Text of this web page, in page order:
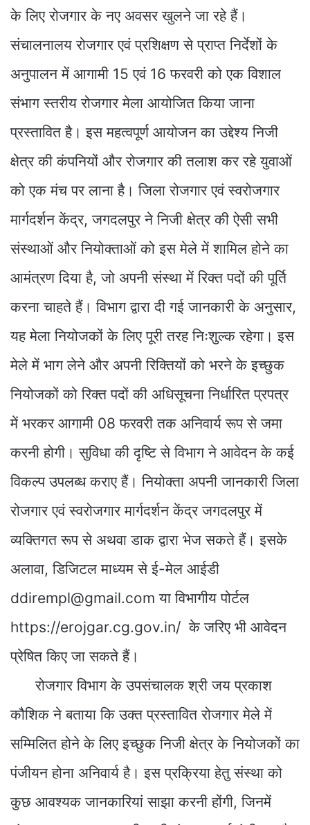
के लिए रोजगार के नए अवसर खुलने जा रहे हैं।
संचालनालय रोजगार एवं प्रशिक्षण से प्राप्त निर्देशों के
अनुपालन में आगामी 15 एवं 16 फरवरी को एक विशाल
संभाग स्तरीय रोजगार मेला आयोजित किया जाना
प्रस्तावित है। इस महत्वपूर्ण आयोजन का उद्देश्य निजी
क्षेत्र की कंपनियों और रोजगार की तलाश कर रहे युवाओं
को एक मंच पर लाना है। जिला रोजगार एवं स्वरोजगार
मार्गदर्शन केंद्र, जगदलपुर ने निजी क्षेत्र की ऐसी सभी
संस्थाओं और नियोक्ताओं को इस मेले में शामिल होने का
आमंत्रण दिया है, जो अपनी संस्था में रिक्त पदों की पूर्ति
करना चाहते हैं। विभाग द्वारा दी गई जानकारी के अनुसार,
यह मेला नियोजकों के लिए पूरी तरह निःशुल्क रहेगा। इस
मेले में भाग लेने और अपनी रिक्तियों को भरने के इच्छुक
नियोजकों को रिक्त पदों की अधिसूचना निर्धारित प्रपत्र
में भरकर आगामी 08 फरवरी तक अनिवार्य रूप से जमा
करनी होगी। सुविधा की दृष्टि से विभाग ने आवेदन के कई
विकल्प उपलब्ध कराए हैं। नियोक्ता अपनी जानकारी जिला
रोजगार एवं स्वरोजगार मार्गदर्शन केंद्र जगदलपुर में
व्यक्तिगत रूप से अथवा डाक द्वारा भेज सकते हैं। इसके
अलावा, डिजिटल माध्यम से ई-मेल आईडी
ddirempl@gmail.com या विभागीय पोर्टल
https://erojgar.cg.gov.in/ के जरिए भी आवेदन
प्रेषित किए जा सकते हैं।
रोजगार विभाग के उपसंचालक श्री जय प्रकाश
कौशिक ने बताया कि उक्त प्रस्तावित रोजगार मेले में
सम्मिलित होने के लिए इच्छुक निजी क्षेत्र के नियोजकों का
पंजीयन होना अनिवार्य है। इस प्रक्रिया हेतु संस्था को
कुछ आवश्यक जानकारियां साझा करनी होंगी, जिनमें